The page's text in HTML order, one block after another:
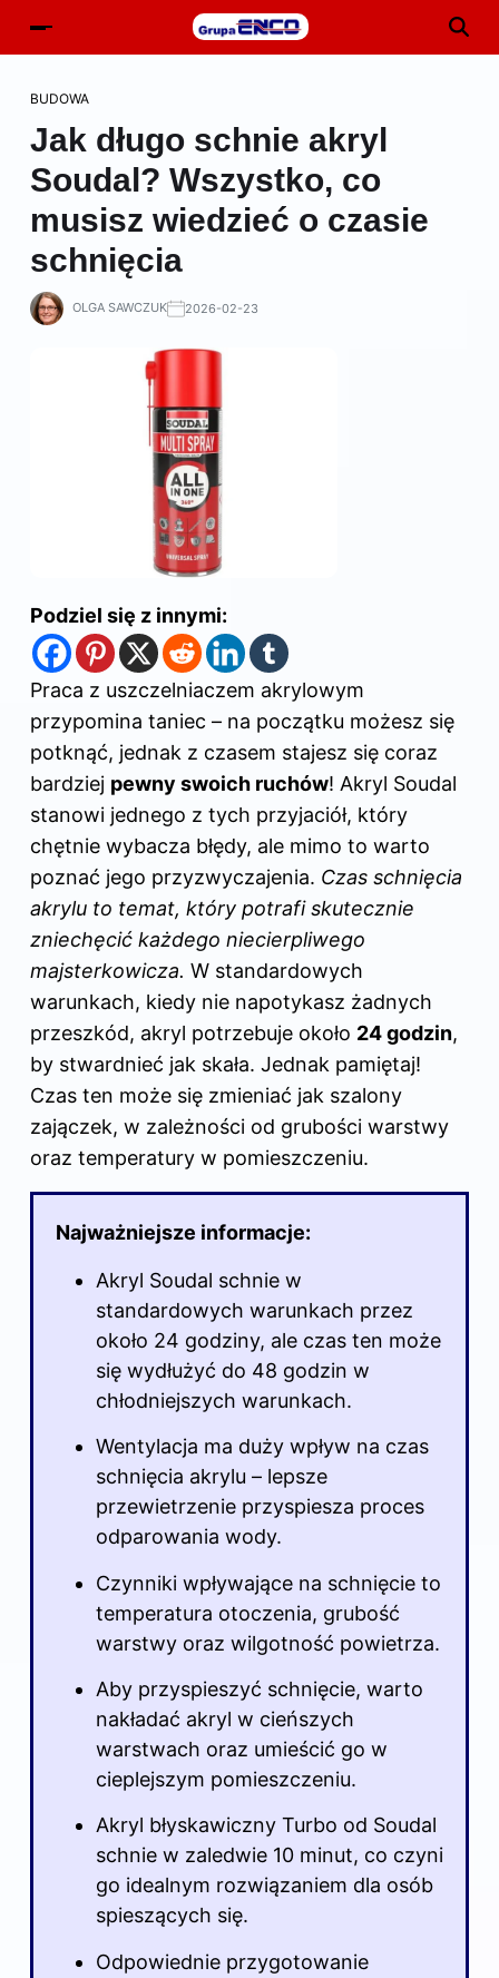
BUDOWA
Jak długo schnie akryl
Soudal? Wszystko, co
musisz wiedzieć o czasie
schnięcia
OLGA SAWCZUK 2026-02-23
Podziel się z innymi:
Praca z uszczelniaczem akrylowym
przypomina taniec – na początku możesz się
potknąć, jednak z czasem stajesz się coraz
bardziej pewny swoich ruchów! Akryl Soudal
stanowi jednego z tych przyjaciół, który
chętnie wybacza błędy, ale mimo to warto
poznać jego przyzwyczajenia. Czas schnięcia
akrylu to temat, który potrafi skutecznie
zniechęcić każdego niecierpliwego
majsterkowicza. W standardowych
warunkach, kiedy nie napotykasz żadnych
przeszkód, akryl potrzebuje około 24 godzin,
by stwardnieć jak skała. Jednak pamiętaj!
Czas ten może się zmieniać jak szalony
zajączek, w zależności od grubości warstwy
oraz temperatury w pomieszczeniu.
Najważniejsze informacje:
Akryl Soudal schnie w
standardowych warunkach przez
około 24 godziny, ale czas ten może
się wydłużyć do 48 godzin w
chłodniejszych warunkach.
Wentylacja ma duży wpływ na czas
schnięcia akrylu – lepsze
przewietrzenie przyspiesza proces
odparowania wody.
Czynniki wpływające na schnięcie to
temperatura otoczenia, grubość
warstwy oraz wilgotność powietrza.
Aby przyspieszyć schnięcie, warto
nakładać akryl w cieńszych
warstwach oraz umieścić go w
cieplejszym pomieszczeniu.
Akryl błyskawiczny Turbo od Soudal
schnie w zaledwie 10 minut, co czyni
go idealnym rozwiązaniem dla osób
spieszących się.
Odpowiednie przygotowanie